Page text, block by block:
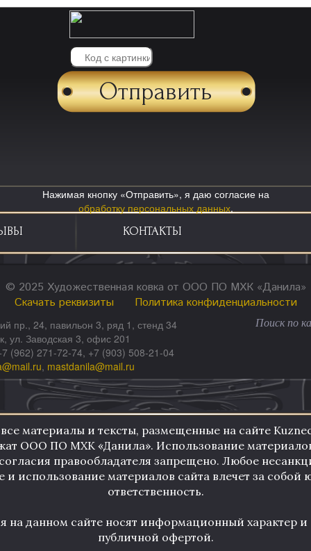
Нажимая кнопку «Отправить», я даю согласие на
обработку персональных данных.
КОНТАКТЫ
© 2025 Художественная ковка от ООО ПО МХК «Данила»
Скачать реквизиты
Политика конфиденциальности
пр., 24, павильон 3, ряд 1, стенд 34
ул. Заводская 3, офис 201
(962) 271-72-74, +7 (903) 508-21-04
, mastdanila@mail.ru
материалы и тексты, размещенные на сайте
ООО ПО МХК «Данила». Использование
правообладателя запрещено. Любое
и использование материалов сайта влечет за собой
ответственность.
на данном сайте носят информационный характер и
публичной офертой.